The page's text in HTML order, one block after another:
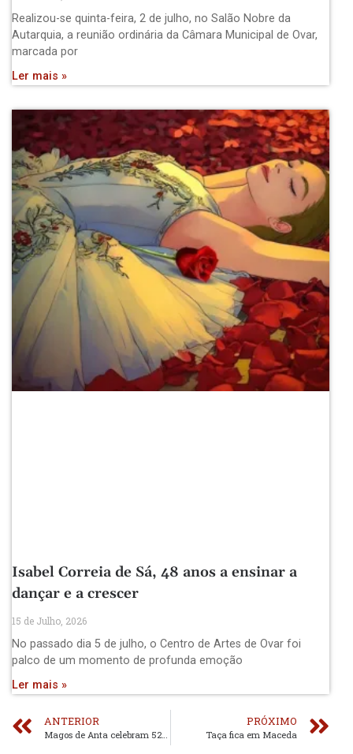
Realizou-se quinta-feira, 2 de julho, no Salão Nobre da
Autarquia, a reunião ordinária da Câmara Municipal de Ovar,
marcada por
Ler mais »
Isabel Correia de Sá, 48 anos a ensinar a
dançar e a crescer
15 de Julho, 2026
No passado dia 5 de julho, o Centro de Artes de Ovar foi
palco de um momento de profunda emoção
Ler mais »
ANTERIOR PRÓXIMO
Taça fica em Maceda